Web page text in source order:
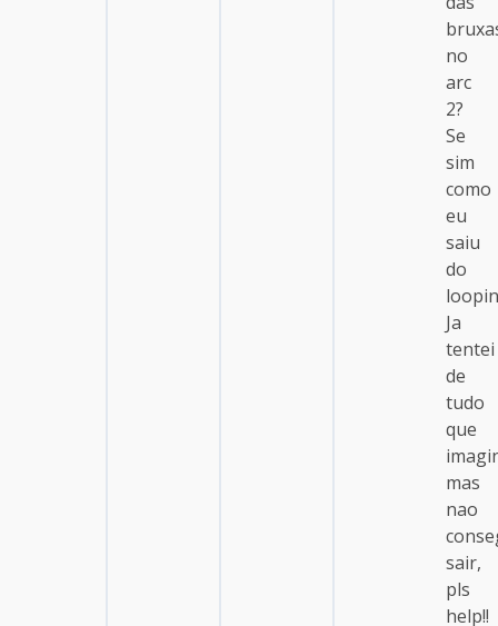
no
arc
2?
Se
sim
como
eu
saiu
do
Ja
tentei
de
tudo
que
mas
nao
sair,
pls
help!!